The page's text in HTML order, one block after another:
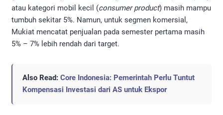
atau kategori mobil kecil (consumer product) masih mampu
tumbuh sekitar 5%. Namun, untuk segmen komersial,
Mukiat mencatat penjualan pada semester pertama masih
5% – 7% lebih rendah dari target.
Also Read: Core Indonesia: Pemerintah Perlu Tuntut
Kompensasi Investasi dari AS untuk Ekspor